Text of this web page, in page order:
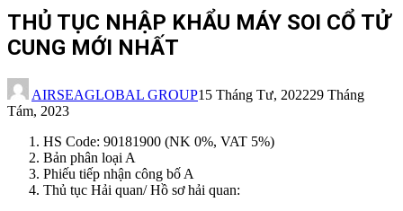
THỦ TỤC NHẬP KHẨU MÁY SOI CỔ TỬ
CUNG MỚI NHẤT
AIRSEAGLOBAL GROUP15 Tháng Tư, 202229 Tháng
Tám, 2023
HS Code: 90181900 (NK 0%, VAT 5%)
Bản phân loại A
Phiếu tiếp nhận công bố A
Thủ tục Hải quan/ Hồ sơ hải quan: